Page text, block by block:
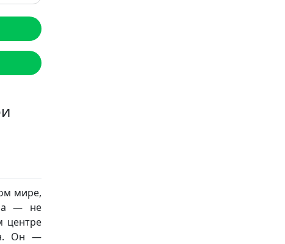
мире,
— не
центре
Он —